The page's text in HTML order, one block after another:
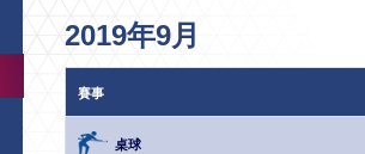
2019年9月
賽事
桌球